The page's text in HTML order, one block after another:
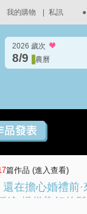
我的購物 私訊 ●
2026 歲次
8/9 農曆
篇作品 (進入查看)
在擔心婚禮前
娘·提供染好的